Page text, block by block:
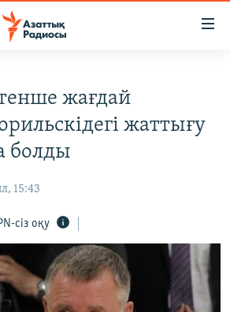
жағдай
жаттығу
болды
15:43
сіз оқу